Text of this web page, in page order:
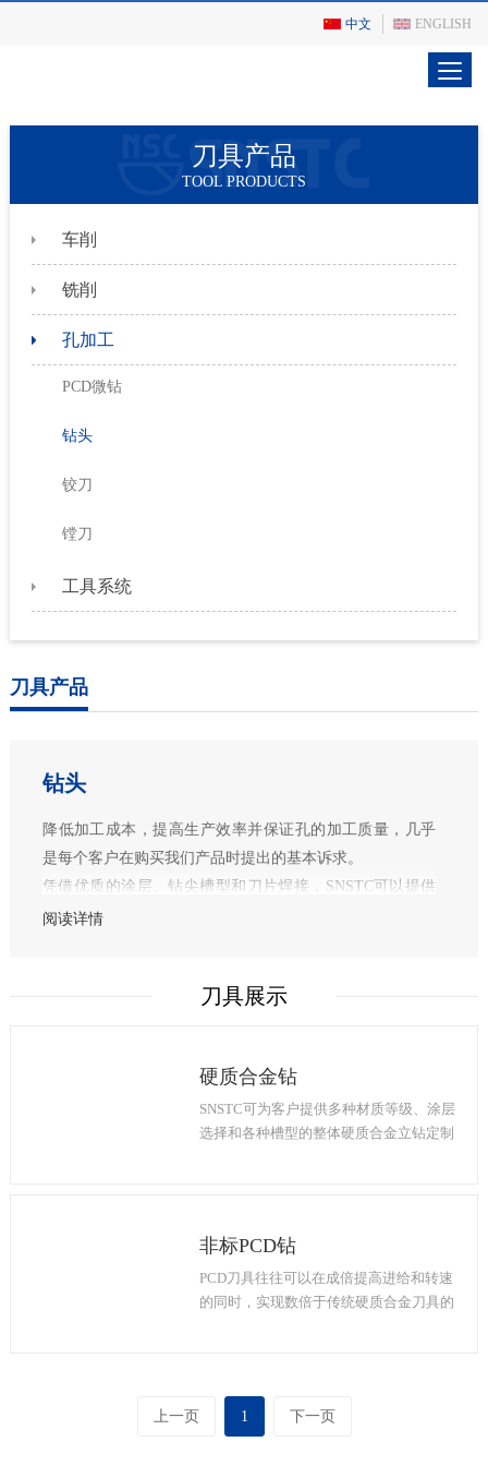
中文 ENGLISH
刀具产品
TOOL PRODUCTS
车削
铣削
孔加工
PCD微钻
钻头
铰刀
镗刀
工具系统
刀具产品
钻头
降低加工成本，提高生产效率并保证孔的加工质量，几乎
是每个客户在购买我们产品时提出的基本诉求。
凭借优质的涂层、钻尖槽型和刀片焊接，SNSTC可以提供
适合客户使用的优质钻头以及钻削方案，帮助客户改善钻
阅读详情
刀具展示
硬质合金钻
SNSTC可为客户提供多种材质等级、涂层
选择和各种槽型的整体硬质合金立钻定制
现更高的可靠性和较长的刀具寿命。
非标PCD钻
PCD刀具往往可以在成倍提高进给和转速
的同时，实现数倍于传统硬质合金刀具的
上一页 1 下一页